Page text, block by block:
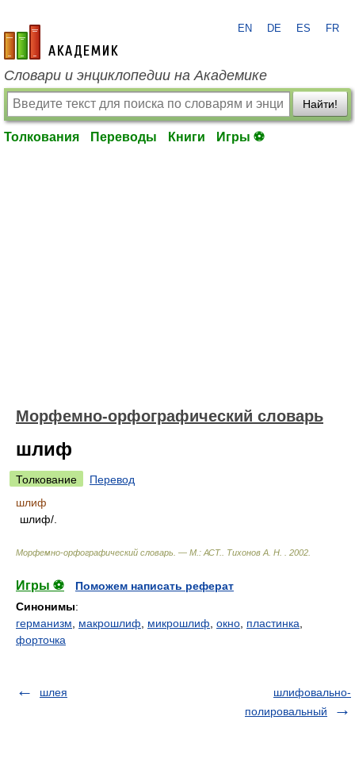
academic.ru
EN DE ES FR
Словари и энциклопедии на Академике
Найти!
Толкования Переводы Книги Игры ⚽
Морфемно-орфографический словарь
шлиф
Толкование
Перевод
шлиф
шлиф/.
Морфемно-орфографический словарь. — М.: АСТ. Тихонов А. Н. 2002
Игры ⚽
Поможем написать реферат
Синонимы:
германизм
макрошлиф микрошлиф окно пластинка
форточка
шлея
шлифовально-
полировальный